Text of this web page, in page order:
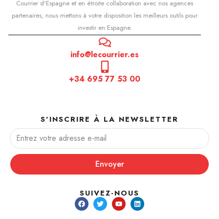
Courrier d'Espagne et en étroite collaboration avec nos agences
partenaires, nous mettons à votre disposition les meilleurs outils pour
investir en Espagne.
info@lecourrier.es
+34 695 77 53 00
S'INSCRIRE À LA NEWSLETTER
Envoyer
SUIVEZ-NOUS